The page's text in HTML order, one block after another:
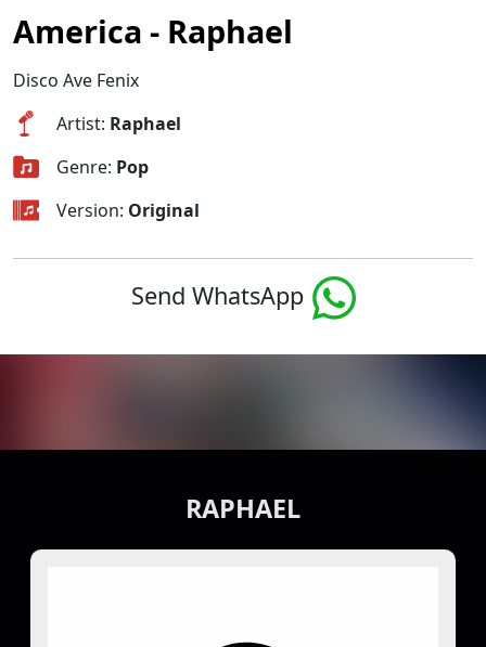
America - Raphael
Disco Ave Fenix
Artist: Raphael
Genre: Pop
Version: Original
Send WhatsApp
RAPHAEL